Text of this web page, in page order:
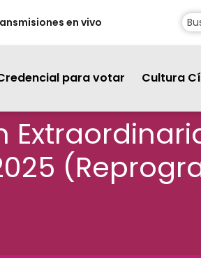
en vivo
para votar Cultura